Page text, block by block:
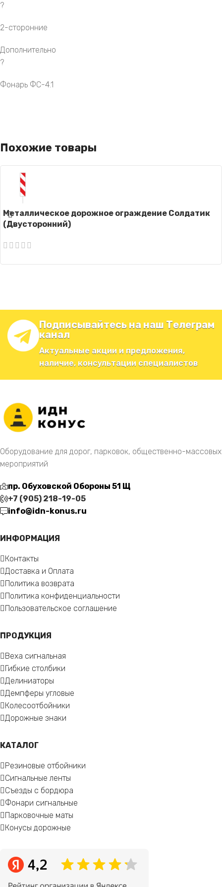
?
2-сторонние
Дополнительно
?
Фонарь ФС-4.1
Похожие товары
Металлическое дорожное ограждение Солдатик
(Двусторонний)
Подписывайтесь на наш Телеграм
канал
Актуальные акции и предложения,
наличие, консультации специалистов
Оборудование для дорог, парковок, общественно-массовых
мероприятий
пр. Обуховской Обороны 51 Щ
+7 (905) 218-19-05
info@idn-konus.ru
ИНФОРМАЦИЯ
Контакты
Доставка и Оплата
Политика возврата
Политика конфиденциальности
Пользовательское соглашение
ПРОДУКЦИЯ
Веха сигнальная
Гибкие столбики
Делиниаторы
Демпферы угловые
Колесоотбойники
Дорожные знаки
КАТАЛОГ
Резиновые отбойники
Сигнальные ленты
Съезды с бордюра
Фонари сигнальные
Парковочные маты
Конусы дорожные